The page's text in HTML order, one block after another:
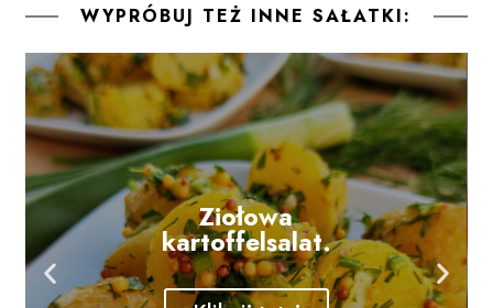
WYPRÓBUJ TEŻ INNE SAŁATKI:
Ziołowa
kartoffelsalat.